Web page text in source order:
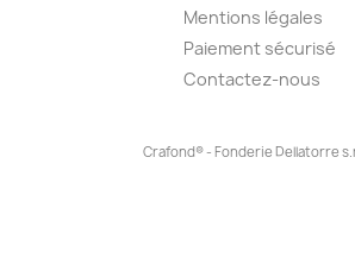
Mentions légales
Paiement sécurisé
Contactez-nous
Crafond® - Fonderie Dellatorre